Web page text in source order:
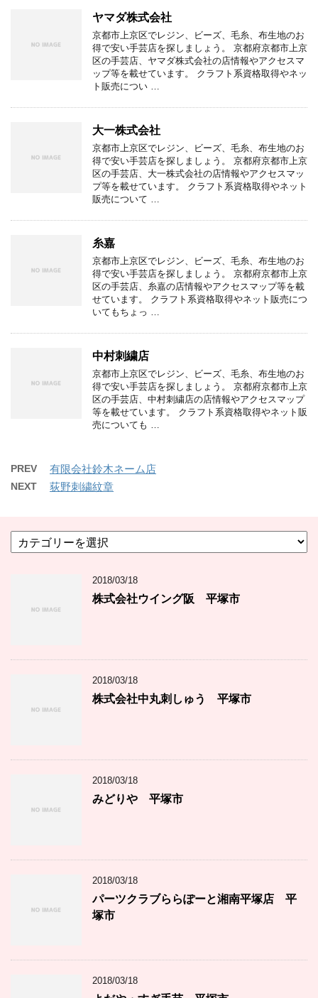
ヤマダ株式会社
京都市上京区でレジン、ビーズ、毛糸、布生地のお
得で安い手芸店を探しましょう。 京都府京都市上京
区の手芸店、ヤマダ株式会社の店情報やアクセスマ
ップ等を載せています。 クラフト系資格取得やネッ
ト販売につい …
大一株式会社
京都市上京区でレジン、ビーズ、毛糸、布生地のお
得で安い手芸店を探しましょう。 京都府京都市上京
区の手芸店、大一株式会社の店情報やアクセスマッ
プ等を載せています。 クラフト系資格取得やネット
販売について …
糸嘉
京都市上京区でレジン、ビーズ、毛糸、布生地のお
得で安い手芸店を探しましょう。 京都府京都市上京
区の手芸店、糸嘉の店情報やアクセスマップ等を載
せています。 クラフト系資格取得やネット販売につ
いてもちょっ …
中村刺繍店
京都市上京区でレジン、ビーズ、毛糸、布生地のお
得で安い手芸店を探しましょう。 京都府京都市上京
区の手芸店、中村刺繍店の店情報やアクセスマップ
等を載せています。 クラフト系資格取得やネット販
売についても …
PREV 有限会社鈴木ネーム店
NEXT 荻野刺繍紋章
テ
2018/03/18
株式会社ウイング阪 平塚市
2018/03/18
株式会社中丸刺しゅう 平塚市
2018/03/18
みどりや 平塚市
2018/03/18
パーツクラブららぽーと湘南平塚店 平
塚市
2018/03/18